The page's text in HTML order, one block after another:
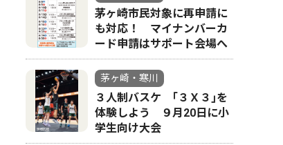
茅ヶ崎市民対象に再申請に
も対応！ マイナンバーカ
ード申請はサポート会場へ
茅ヶ崎・寒川
３人制バスケ ｢３Ｘ３｣を
体験しよう ９月20日に小
学生向け大会